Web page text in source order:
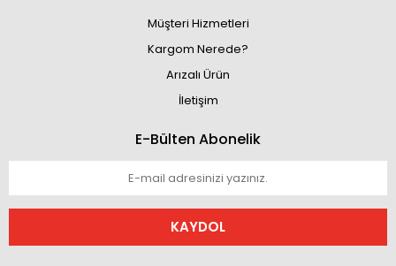
Müşteri Hizmetleri
Kargom Nerede?
Arızalı Ürün
İletişim
E-Bülten Abonelik
KAYDOL